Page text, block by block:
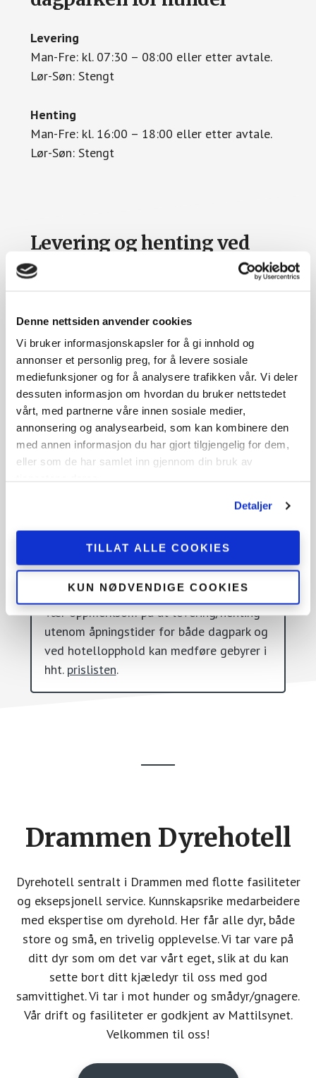
Denne nettsiden anvender cookies
Vi bruker informasjonskapsler for å gi innhold og
annonser et personlig preg, for å levere sosiale
mediefunksjoner og for å analysere trafikken vår. Vi deler
dessuten informasjon om hvordan du bruker nettstedet
vårt, med partnerne våre innen sosiale medier,
annonsering og analysearbeid, som kan kombinere den
med annen informasjon du har gjort tilgjengelig for dem,
eller som de har samlet inn gjennom din bruk av
Detaljer
TILLAT ALLE COOKIES
KUN NØDVENDIGE COOKIES
Levering
Man-Fre: kl. 07:30 – 08:00 eller etter avtale.
Lør-Søn: Stengt
Henting
Man-Fre: kl. 16:00 – 18:00 eller etter avtale.
Lør-Søn: Stengt
Levering og henting ved
hotellopphold
Man-Søn: kl. 10:00-11:00 og kl. 16:00-18:00
Tilpassede tidspunkt kan avtales ved booking.
Telefontider
Man-Fre: kl. 08:00-18:00
Levering og henting utenom åpningstid
Vær oppmerksom på at levering/henting
utenom åpningstider for både dagpark og
ved hotellopphold kan medføre gebyrer i
hht. prislisten.
Drammen Dyrehotell
Dyrehotell sentralt i Drammen med flotte fasiliteter
og eksepsjonell service. Kunnskapsrike medarbeidere
med ekspertise om dyrehold. Her får alle dyr, både
store og små, en trivelig opplevelse. Vi tar vare på
ditt dyr som om det var vårt eget, slik at du kan
sette bort ditt kjæledyr til oss med god
samvittighet. Vi tar i mot hunder og smådyr/gnagere.
Vår drift og fasiliteter er godkjent av Mattilsynet.
Velkommen til oss!